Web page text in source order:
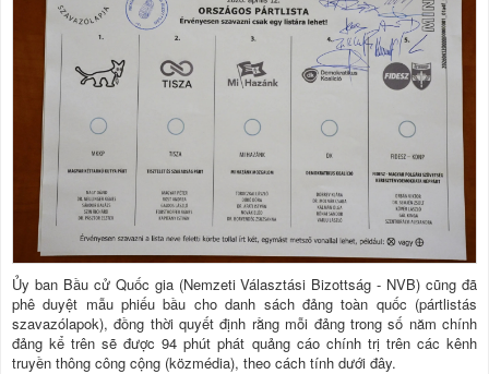
Ủy ban Bầu cử Quốc gia (Nemzeti Választási Bizottság - NVB) cũng đã
phê duyệt mẫu phiếu bầu cho danh sách đảng toàn quốc (pártlistás
szavazólapok), đồng thời quyết định rằng mỗi đảng trong số năm chính
đảng kể trên sẽ được 94 phút phát quảng cáo chính trị trên các kênh
truyền thông công cộng (közmédia), theo cách tính dưới đây.